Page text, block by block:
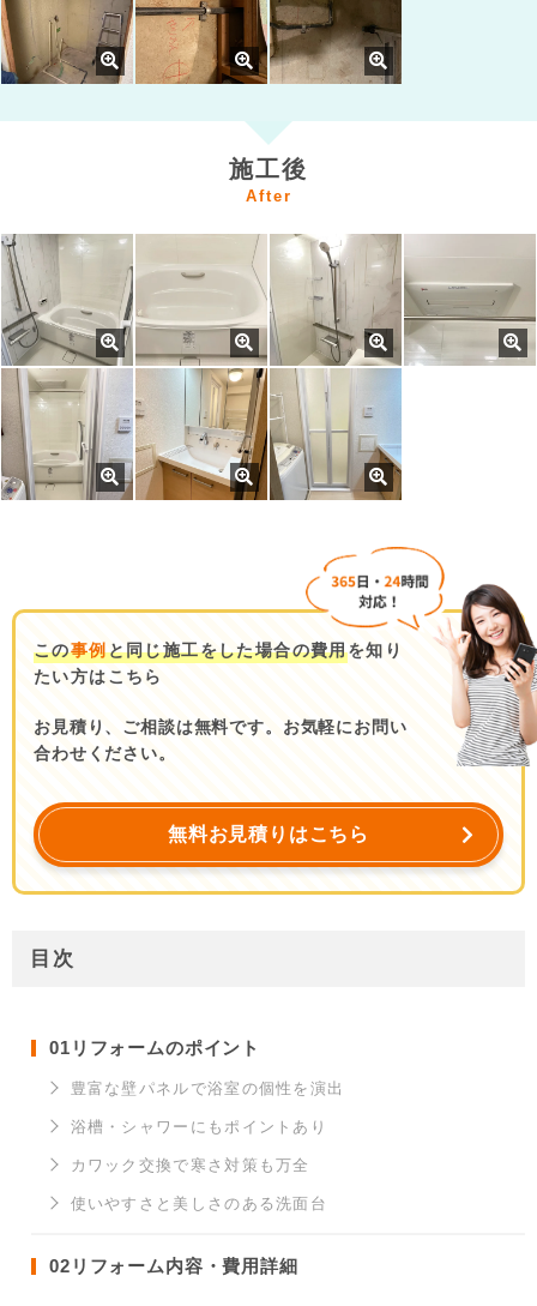
施工後
After
この事例と同じ施工をした場合の費用を知り
たい方はこちら
お見積り、ご相談は無料です。お気軽にお問い
合わせください。
無料お見積りはこちら
目次
01 リフォームのポイント
豊富な壁パネルで浴室の個性を演出
浴槽・シャワーにもポイントあり
カワック交換で寒さ対策も万全
使いやすさと美しさのある洗面台
02 リフォーム内容・費用詳細